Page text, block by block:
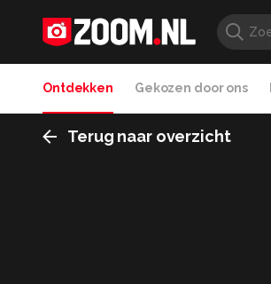
Ontdekken Gekozen door ons
Terug naar overzicht